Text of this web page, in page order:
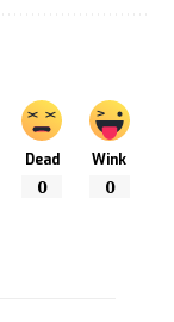
Dead
0
Wink
0